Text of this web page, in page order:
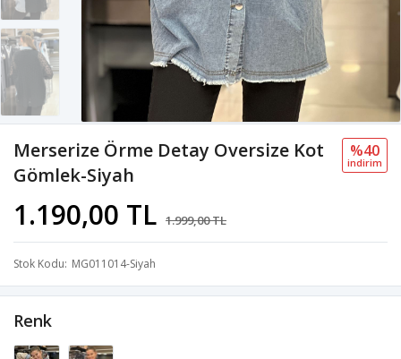
Merserize Örme Detay Oversize Kot
Gömlek-Siyah
1.190,00 TL 1.999,00 TL
%40
i̇ndi̇ri̇m
Stok Kodu MG011014-Siyah
Renk